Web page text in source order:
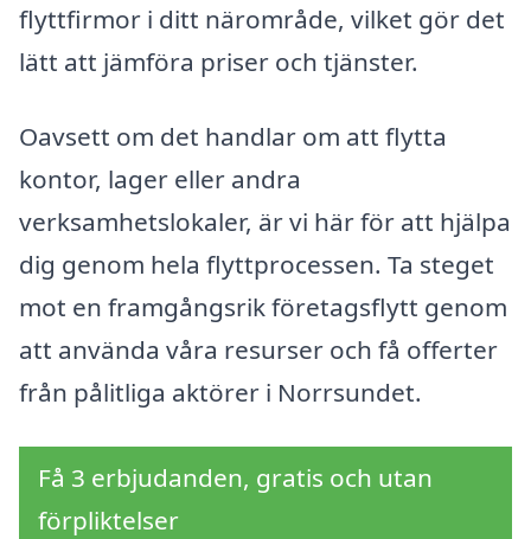
flyttfirmor i ditt närområde, vilket gör det
lätt att jämföra priser och tjänster.
Oavsett om det handlar om att flytta
kontor, lager eller andra
verksamhetslokaler, är vi här för att hjälpa
dig genom hela flyttprocessen. Ta steget
mot en framgångsrik företagsflytt genom
att använda våra resurser och få offerter
från pålitliga aktörer i Norrsundet.
Få 3 erbjudanden, gratis och utan
förpliktelser